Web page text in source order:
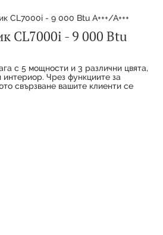
CL7000i - 9 000 Btu
с 5 мощности и 3 различни цвята,
интериор. Чрез функциите за
свързване вашите клиенти се